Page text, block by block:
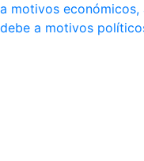
a motivos económicos,
debe a motivos